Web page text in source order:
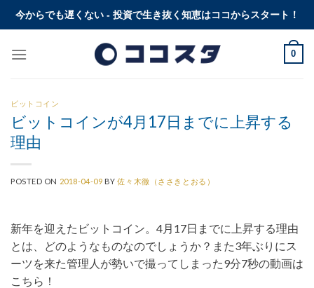
Skip今からでも遅くない - 投資で生き抜く知恵はココからスタート！
0
ビットコイン
ビットコインが4月17日までに上昇する
理由
POSTED ON 2018-04-09 BY佐々木徹（ささきとおる）
新年を迎えたビットコイン。4月17日までに上昇する理由
とは、どのようなものなのでしょうか？また3年ぶりにス
ーツを来た管理人が勢いで撮ってしまった9分7秒の動画は
こちら！